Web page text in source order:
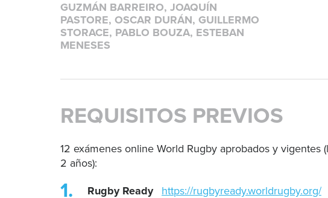
GUZMÁN BARREIRO, JOAQUÍN
PASTORE, OSCAR DURÁN, GUILLERMO
STORACE, PABLO BOUZA, ESTEBAN
MENESES
REQUISITOS PREVIOS
12 exámenes online World Rugby aprobados y vigentes
2 años):
Rugby Ready https://rugbyready.worldrugby.org/